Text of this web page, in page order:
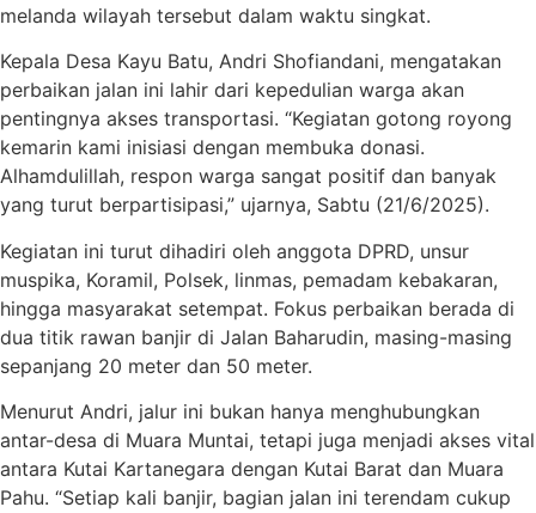
melanda wilayah tersebut dalam waktu singkat.
Kepala Desa Kayu Batu, Andri Shofiandani, mengatakan
perbaikan jalan ini lahir dari kepedulian warga akan
pentingnya akses transportasi. “Kegiatan gotong royong
kemarin kami inisiasi dengan membuka donasi.
Alhamdulillah, respon warga sangat positif dan banyak
yang turut berpartisipasi,” ujarnya, Sabtu (21/6/2025).
Kegiatan ini turut dihadiri oleh anggota DPRD, unsur
muspika, Koramil, Polsek, linmas, pemadam kebakaran,
hingga masyarakat setempat. Fokus perbaikan berada di
dua titik rawan banjir di Jalan Baharudin, masing-masing
sepanjang 20 meter dan 50 meter.
Menurut Andri, jalur ini bukan hanya menghubungkan
antar-desa di Muara Muntai, tetapi juga menjadi akses vital
antara Kutai Kartanegara dengan Kutai Barat dan Muara
Pahu. “Setiap kali banjir, bagian jalan ini terendam cukup